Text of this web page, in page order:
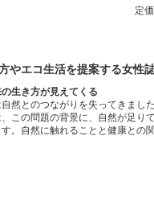
定
やエコ生活を提案する女性誌
生き方が見えてくる
然とのつながりを失ってきまし
この問題の背景に、自然が足り
。自然に触れることと健康との